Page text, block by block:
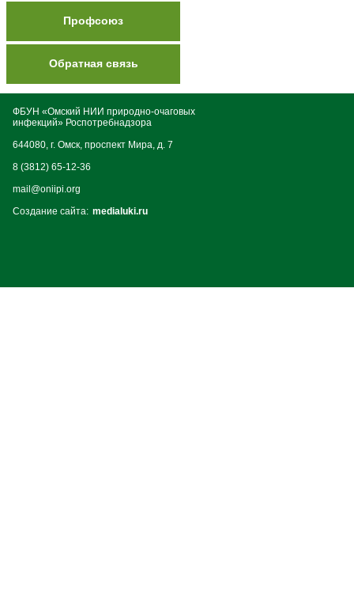
Профсоюз
Обратная связь
ФБУН «Омский НИИ природно-очаговых
инфекций» Роспотребнадзора
644080, г. Омск, проспект Мира, д. 7
8 (3812) 65-12-36
mail@oniipi.org
Создание сайта: medialuki.ru